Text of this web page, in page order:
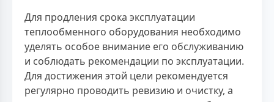
Для продления срока эксплуатации
теплообменного оборудования необходимо
уделять особое внимание его обслуживанию
и соблюдать рекомендации по эксплуатации.
Для достижения этой цели рекомендуется
регулярно проводить ревизию и очистку, а